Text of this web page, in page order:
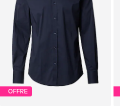
OFFRE